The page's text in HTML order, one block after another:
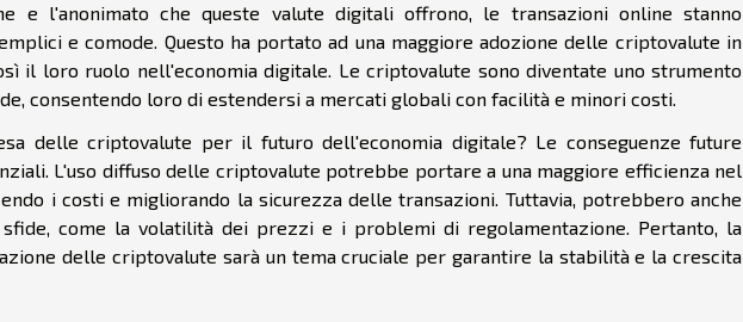
e l'anonimato che queste valute digitali offrono, le transazioni online stanno
e comode. Questo ha portato ad una maggiore adozione delle criptovalute in
il loro ruolo nell'economia digitale. Le criptovalute sono diventate uno strumento
consentendo loro di estendersi a mercati globali con facilità e minori costi.
delle criptovalute per il futuro dell'economia digitale? Le conseguenze future
L'uso diffuso delle criptovalute potrebbe portare a una maggiore efficienza nel
i costi e migliorando la sicurezza delle transazioni. Tuttavia, potrebbero anche
come la volatilità dei prezzi e i problemi di regolamentazione. Pertanto, la
delle criptovalute sarà un tema cruciale per garantire la stabilità e la crescita